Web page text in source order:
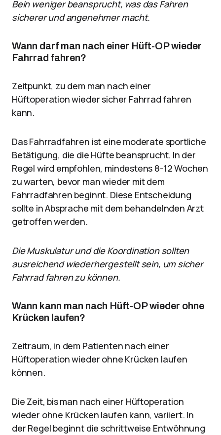
Bein weniger beansprucht, was das Fahren
sicherer und angenehmer macht.
Wann darf man nach einer Hüft-OP wieder
Fahrrad fahren?
Zeitpunkt, zu dem man nach einer
Hüftoperation wieder sicher Fahrrad fahren
kann.
Das Fahrradfahren ist eine moderate sportliche
Betätigung, die die Hüfte beansprucht. In der
Regel wird empfohlen, mindestens 8-12 Wochen
zu warten, bevor man wieder mit dem
Fahrradfahren beginnt. Diese Entscheidung
sollte in Absprache mit dem behandelnden Arzt
getroffen werden.
Die Muskulatur und die Koordination sollten
ausreichend wiederhergestellt sein, um sicher
Fahrrad fahren zu können.
Wann kann man nach Hüft-OP wieder ohne
Krücken laufen?
Zeitraum, in dem Patienten nach einer
Hüftoperation wieder ohne Krücken laufen
können.
Die Zeit, bis man nach einer Hüftoperation
wieder ohne Krücken laufen kann, variiert. In
der Regel beginnt die schrittweise Entwöhnung